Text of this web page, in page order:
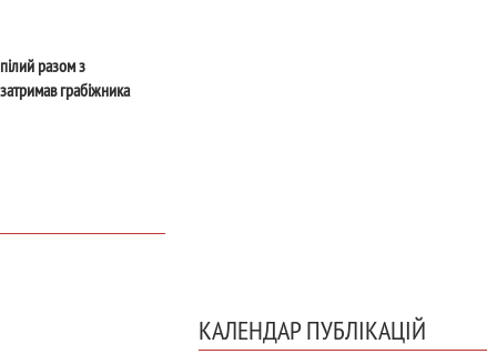
разом з
грабіжника
КАЛЕНДАР ПУБЛІКАЦІЙ